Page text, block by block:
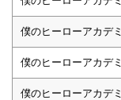
僕のヒーローアカデ
僕のヒーローアカデ
僕のヒーローアカデ